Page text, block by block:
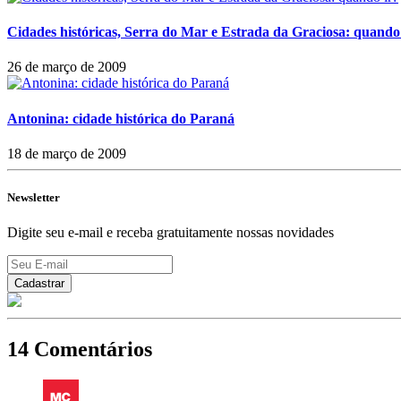
Cidades históricas, Serra do Mar e Estrada da Graciosa:
26 de março de 2009
Antonina: cidade histórica do Paraná
18 de março de 2009
Newsletter
Digite seu e-mail e receba gratuitamente nossas novidades
14 Comentários